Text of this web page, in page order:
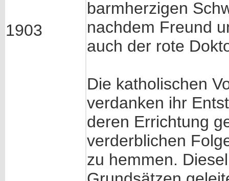
1903
barmherzigen
nachdem Freund
auch der rote
Die katholischen
verdanken ihr
deren Errichtung
verderblichen
zu hemmen.